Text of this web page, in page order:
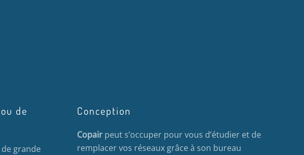
ou de
de grande
Conception
Copairpeut s’occuper pour vous d’étudier et de
remplacer vos réseaux grâce à son bureau